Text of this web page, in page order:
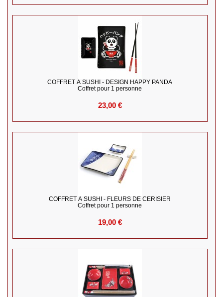
COFFRET À SUSHI - DESIGN HAPPY PANDA
Coffret pour 1 personne
23,00 €
COFFRET À SUSHI - FLEURS DE CERISIER
Coffret pour 1 personne
19,00 €